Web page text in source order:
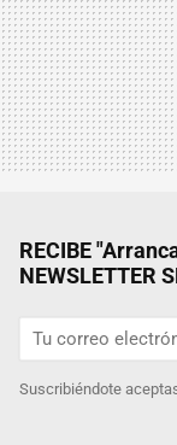
RECIBE
NEWSLETTER
Suscribiéndote